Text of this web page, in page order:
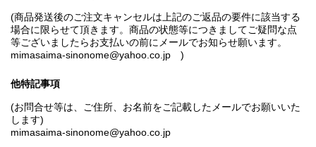
(商品発送後のご注文キャンセルは上記のご返品の要件に該当する
場合に限らせて頂きます。商品の状態等につきましてご疑問な点
等ございましたらお支払いの前にメールでお知らせ願います。
mimasaima-sinonome@yahoo.co.jp )
他特記事項
(お問合せ等は、ご住所、お名前をご記載したメールでお願いいた
します)
mimasaima-sinonome@yahoo.co.jp